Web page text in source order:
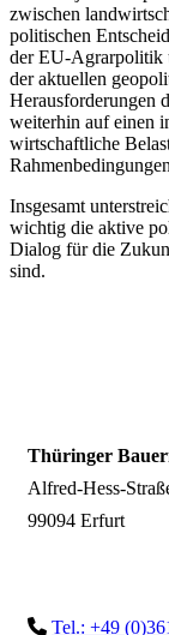
zwischen
politischen
der EU-Agrarpolitik
der aktuellen
Herausforderungen
weiterhin auf einen
wirtschaftliche
Insgesamt
wichtig die aktive
Dialog für die
sind.
Thüringer
Alfred-Hess-
99094 Erfurt
Tel.: +49